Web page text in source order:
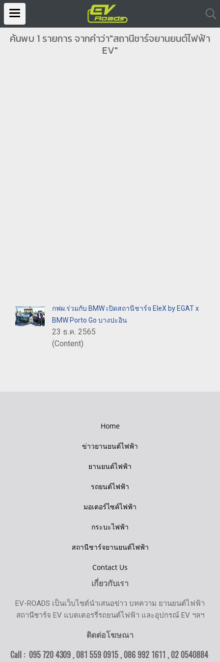
ค้นพบ 1 รายการ จากคำว่า"สถานีชาร์จยานยนต์ไฟฟ้า
EV"
กฟผ.ร่วมกับ BMW เปิดสถานีชาร์จ EleX by EGAT x
BMW Porto Go บางปะอิน
23 ธ.ค. 2565
(Content)
Home
ข่าวยานยนต์ไฟฟ้า
ยานยนต์ไฟฟ้า
รถยนต์ไฟฟ้า
มอเตอร์ไซค์ไฟฟ้า
กระบะไฟฟ้า
สถานีชาร์จยานยนต์ไฟฟ้า
Contact Us
เกี่ยวกับเรา
EV-ROADS เป็นเว็บไซต์นำเสนอข่าว บทความ ยานยนต์ไฟฟ้า
สถานีชาร์จ EV แบตเตอรรี่รถยนต์ไฟฟ้า และอุปกรณ์ EV ฯลฯ
ติดต่อโฆษณา
Call : 095 720 4309 , 081 559 0915 , 086 992 1611 ,02 0540884